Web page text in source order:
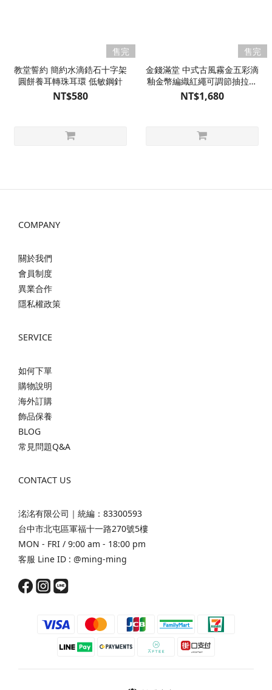
售完
教堂誓約 簡約水滴鋯石十字架
圓餅養耳轉珠耳環 低敏鋼針
NT$580
售完
金錢滿堂 中式古風霧金五彩滴
釉金幣編織紅繩可調節抽拉手
鍊
NT$1,680
COMPANY
關於我們
會員制度
異業合作
隱私權政策
SERVICE
如何下單
購物說明
海外訂購
飾品保養
BLOG
常見問題Q&A
CONTACT US
洺洺有限公司｜統編：83300593
台中市北屯區軍福十一路270號5樓
MON - FRI / 9:00 am - 18:00 pm
客服 Line ID : @ming-ming